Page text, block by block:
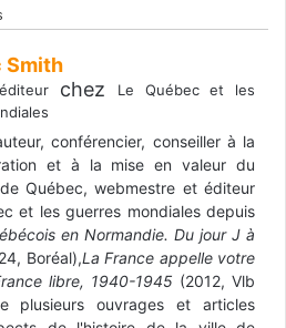
Smith
chez
Le Québec et les
conférencier, conseiller à la
et à la mise en valeur du
Québec, webmestre et éditeur
et les guerres mondiales depuis
en Normandie. Du jour J à
Boréal),La France appelle votre
libre, 1940-1945 (2012, Vlb
plusieurs ouvrages et articles